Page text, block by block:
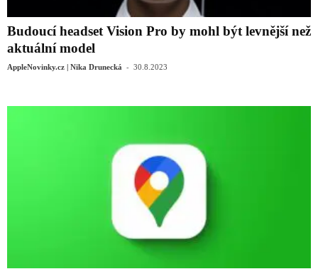
Budoucí headset Vision Pro by mohl být levnější než
aktuální model
AppleNovinky.cz | Nika Drunecká - 30.8.2023